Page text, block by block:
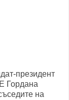
президент
Гордана
на